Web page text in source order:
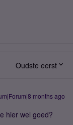
Oudste eerst
months ago
hier wel goed?